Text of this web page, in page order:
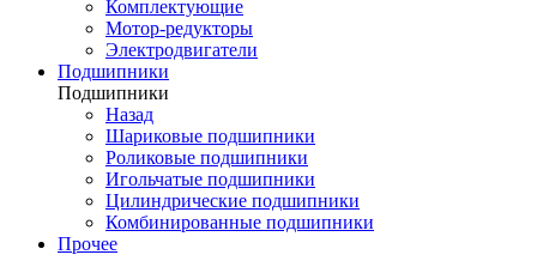
Комплектующие
Мотор-редукторы
Электродвигатели
Подшипники
Подшипники
Назад
Шариковые подшипники
Роликовые подшипники
Игольчатые подшипники
Цилиндрические подшипники
Комбинированные подшипники
Прочее